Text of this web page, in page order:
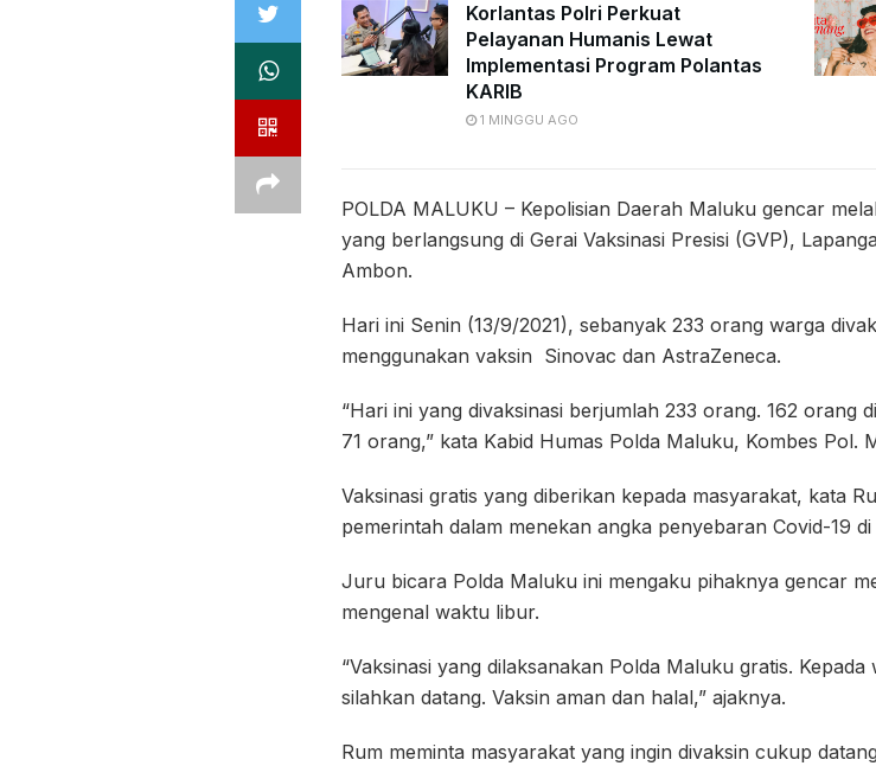
Korlantas Polri Perkuat
Pelayanan Humanis Lewat
Implementasi Program Polantas
KARIB
1 MINGGU AGO
POLDA MALUKU – Kepolisian Daerah Maluku gencar
yang berlangsung di Gerai Vaksinasi Presisi (GVP),
Ambon.
Hari ini Senin (13/9/2021), sebanyak 233 orang warga
menggunakan vaksin Sinovac dan AstraZeneca.
“Hari ini yang divaksinasi berjumlah 233 orang. 162 orang
71 orang,” kata Kabid Humas Polda Maluku, Kombes Pol.
Vaksinasi gratis yang diberikan kepada masyarakat, kata
pemerintah dalam menekan angka penyebaran Covid-19
Juru bicara Polda Maluku ini mengaku pihaknya gencar
mengenal waktu libur.
“Vaksinasi yang dilaksanakan Polda Maluku gratis.
silahkan datang. Vaksin aman dan halal,” ajaknya.
Rum meminta masyarakat yang ingin divaksin cukup